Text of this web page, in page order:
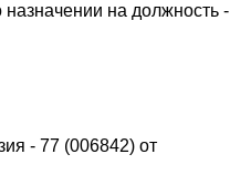
на должность -
- 77 (006842) от